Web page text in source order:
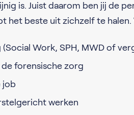
is. Juist daarom ben jij de
het beste uit zichzelf te halen.
Work, SPH, MWD of
forensische zorg
job
werken